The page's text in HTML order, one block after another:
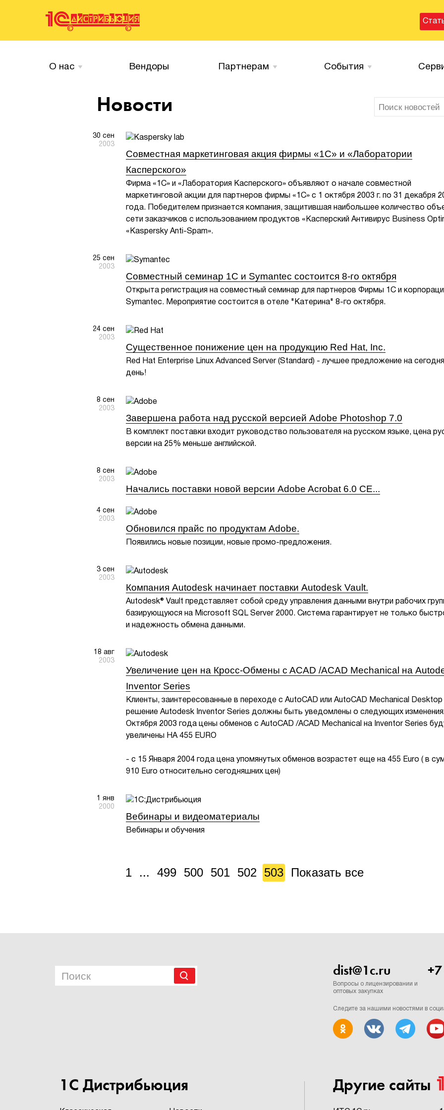
О нас Вендоры Партнерам События
Новости
30 сен
2003
Совместная маркетинговая акция фирмы «1С» и «Лаборатории
Касперского»
Фирма «1С» и «Лаборатория Касперского» объявляют о начале совместной
маркетинговой акции для партнеров фирмы «1С» c 1 октября 2003 г. по 31 декабря
года. Победителем признается компания, защитившая наибольшее количество
сети заказчиков с использованием продуктов «Касперский Антивирус Business
«Kaspersky Anti-Spam».
25 сен
2003
Совместный семинар 1С и Symantec состоится 8-го октября
Открыта регистрация на совместный семинар для партнеров Фирмы 1С и
Symantec. Мероприятие состоится в отеле "Катерина" 8-го октября.
24 сен
2003
Существенное понижение цен на продукцию Red Hat, Inc.
Red Hat Enterprise Linux Advanced Server (Standard) - лучшее предложение на
день!
8 сен
2003
Завершена работа над русской версией Adobe Photoshop 7.0
В комплект поставки входит руководство пользователя на русском языке, цена
версии на 25% меньше английской.
8 сен
2003
Начались поставки новой версии Adobe Acrobat 6.0 CE...
4 сен
2003
Обновился прайс по продуктам Adobe.
Появились новые позиции, новые промо-предложения.
3 сен
2003
Компания Autodesk начинает поставки Autodesk Vault.
Autodesk® Vault представляет собой среду управления данными внутри рабочих
базирующуюся на Microsoft SQL Server 2000. Система гарантирует не только
и надежность обмена данными.
18 авг
2003
Увеличение цен на Кросс-Обмены c ACAD /ACAD Mechanical на
Inventor Series
Клиенты, заинтересованные в переходе с AutoCAD или AutoCAD Mechanical Desktop
решение Autodesk Inventor Series должны быть уведомлены о следующих
Октября 2003 года цены обменов с AutoCAD /ACAD Mechanical на Inventor Series
увеличены НА 455 EURO
- с 15 Января 2004 года цена упомянутых обменов возрастет еще на 455 Euro ( в
910 Euro относительно сегодняшних цен)
1 янв
2000
Вебинары и видеоматериалы
Вебинары и обучения
1 ... 499 500 501 502 503 Показать все
dist@1c.ru
Вопросы о лицензировании и
оптовых закупках
Следите за нашими новостями в
1С Дистрибьюция Другие сайты